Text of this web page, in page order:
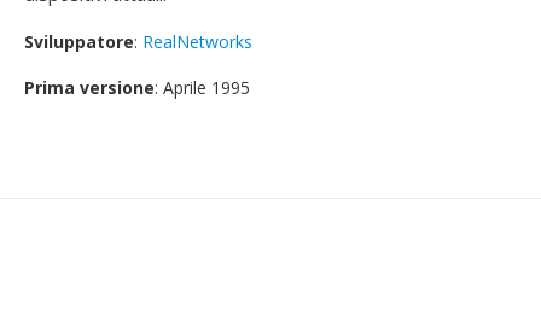
Sviluppatore: RealNetworks
Prima versione: Aprile 1995